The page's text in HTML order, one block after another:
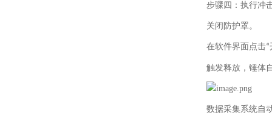
步骤四：执行冲
关闭防护罩。
在软件界面点击“
触发释放，锤体
数据采集系统自